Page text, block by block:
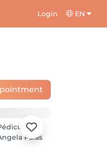
Login EN